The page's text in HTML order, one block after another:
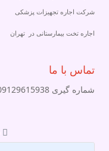
شرکت اجاره تجهیزات پزشکی
اجاره تخت بیمارستانی در تهران
تماس با ما
شماره گیری 09129615938